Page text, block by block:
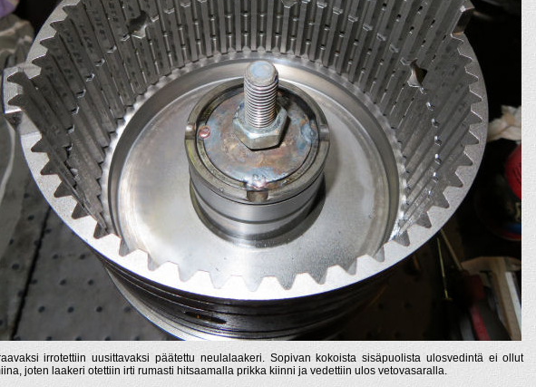
irrotettiin uusittavaksi päätettu neulalaakeri. Sopivan kokoista sisäpuolista ulosvedintä ei ollut
joten laakeri otettiin irti rumasti hitsaamalla prikka kiinni ja vedettiin ulos vetovasaralla.